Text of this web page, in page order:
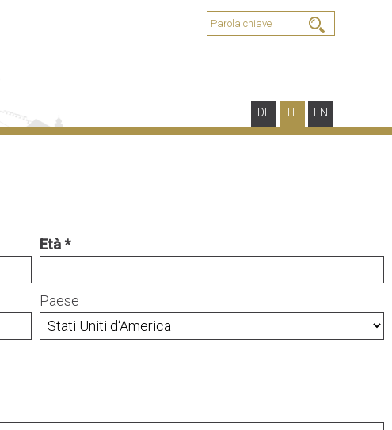
DE IT EN
Età
Paese